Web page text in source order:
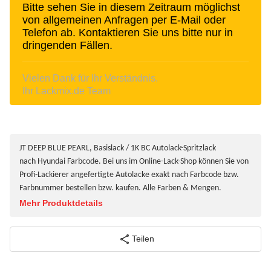
Bitte sehen Sie in diesem Zeitraum möglichst
von allgemeinen Anfragen per E-Mail oder
Telefon ab. Kontaktieren Sie uns bitte nur in
dringenden Fällen.
Vielen Dank für Ihr Verständnis.
Ihr Lackmix.de Team
JT DEEP BLUE PEARL, Basislack / 1K BC Autolack-Spritzlack
nach Hyundai Farbcode. Bei uns im Online-Lack-Shop können Sie von
Profi-Lackierer angefertigte Autolacke exakt nach Farbcode bzw.
Farbnummer bestellen bzw. kaufen. Alle Farben & Mengen.
Mehr Produktdetails
Teilen